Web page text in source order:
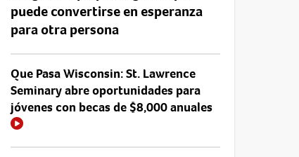
puede convertirse en esperanza
para otra persona
Que Pasa Wisconsin: St. Lawrence
Seminary abre oportunidades para
jóvenes con becas de $8,000 anuales